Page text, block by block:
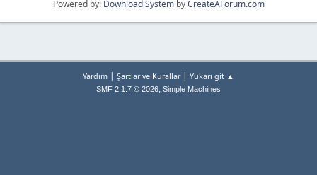
Powered by: Download SystembyCreateAForum.com
Yardım | Şartlar ve Kurallar| Yukarı git ▲
SMF 2.1.7 © 2026, Simple Machines